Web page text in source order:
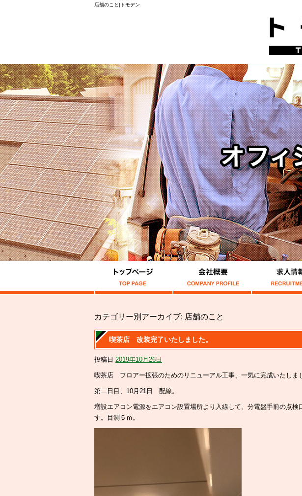
店舗のこと|トモデン
カテゴリー別アーカイブ: 店舗のこと
喫茶店 改装完了いたしました。
投稿日 2019年10月26日
喫茶店 フロアー拡張のためのリニューアル工事、一気に完成いたしま
第二日目、10月21日 配線。
増設エアコン電源をエアコン設置場所より入線して、分電盤手前の点
す。目測５ｍ。